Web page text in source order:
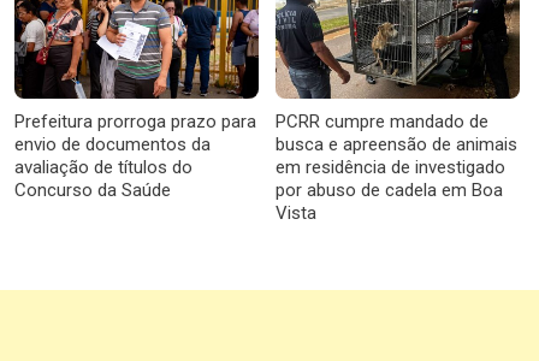
Prefeitura prorroga prazo para
envio de documentos da
avaliação de títulos do
Concurso da Saúde
PCRR cumpre mandado de
busca e apreensão de animais
em residência de investigado
por abuso de cadela em Boa
Vista